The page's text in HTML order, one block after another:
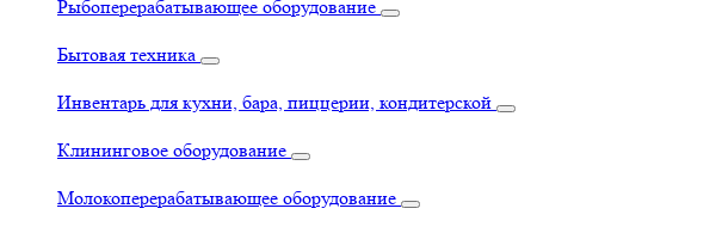
Рыбоперерабатывающее оборудование
Бытовая техника
Инвентарь для кухни, бара, пиццерии, кондитерской
Клининговое оборудование
Молокоперерабатывающее оборудование